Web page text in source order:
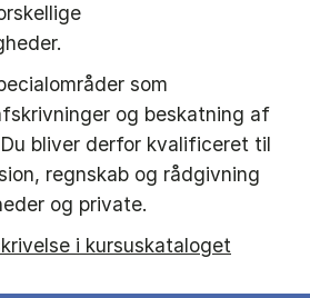
som
og beskatning af
bliver derfor kvalificeret til
regnskab og rådgivning
og private.
i kursuskataloget